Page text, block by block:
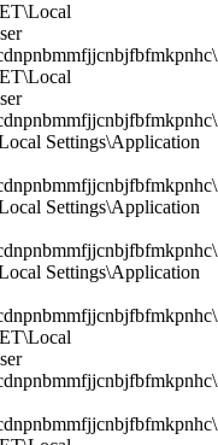
Settings\Application
Settings\Application
Settings\Application